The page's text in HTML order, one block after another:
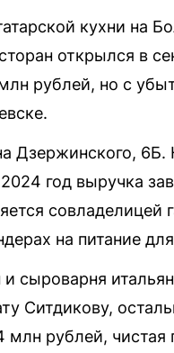
кухни на
открылся в
рублей, но с
Дзержинского,
год выручка
на питание
и сыроварня
Ситдикову,
млн рублей,